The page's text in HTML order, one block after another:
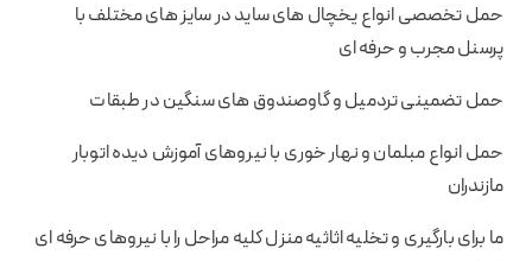
حمل تخصصی انواع یخچال های ساید در سایز های مختلف با
پرسنل مجرب و حرفه ای
حمل تضمینی تردمیل و گاوصندوق های سنگین در طبقات
حمل انواع مبلمان و نهار خوری با نیروهای آموزش دیده اتوبار
مازندران
ما برای بارگیری و تخلیه اثاثیه منزل کلیه مراحل را با نیروهای حرفه ای